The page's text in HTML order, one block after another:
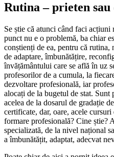
Rutina – prieten sau
Se știe că atunci când faci
punct nu e o problemă, ba chiar
conștienți de ea, pentru că
de adaptare, îmbunătățire,
învățământului care se află în uz
profesorilor de a cumula, la
dezvoltare profesională, iar
alocați de la bugetul de stat.
acelea de la dosarul de gradație
certificate, dar, oare, acele
formare profesională? Cine știe?
specializată, de la nivel național
a îmbunătățit, adaptat, adecvat